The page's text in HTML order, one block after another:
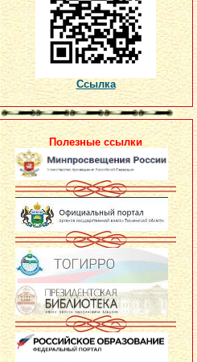
Ссылка
Полезные ссылки